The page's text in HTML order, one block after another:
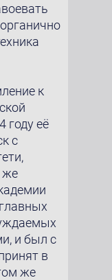
к
году её
с
же
и был с
в
же